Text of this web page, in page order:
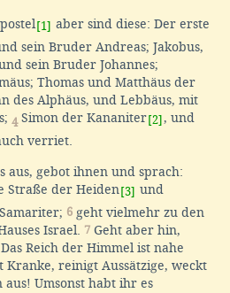
[1] aber sind diese: Der erste
sein Bruder Andreas; Jakobus,
sein Bruder Johannes;
Thomas und Matthäus der
des Alphäus, und Lebbäus, mit
4 Simon der Kananiter [2] , und
verriet.
aus, gebot ihnen und sprach:
Straße der Heiden [3] und
6 geht vielmehr zu den
Israel. 7 Geht aber hin,
Reich der Himmel ist nahe
Kranke, reinigt Aussätzige, weckt
Umsonst habt ihr es